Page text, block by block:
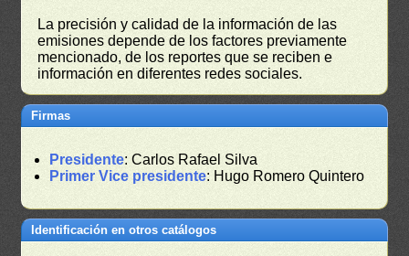
La precisión y calidad de la información de las
emisiones depende de los factores previamente
mencionado, de los reportes que se reciben e
información en diferentes redes sociales.
Firmas
Presidente: Carlos Rafael Silva
Primer Vice presidente: Hugo Romero Quintero
Identificación en otros catálogos